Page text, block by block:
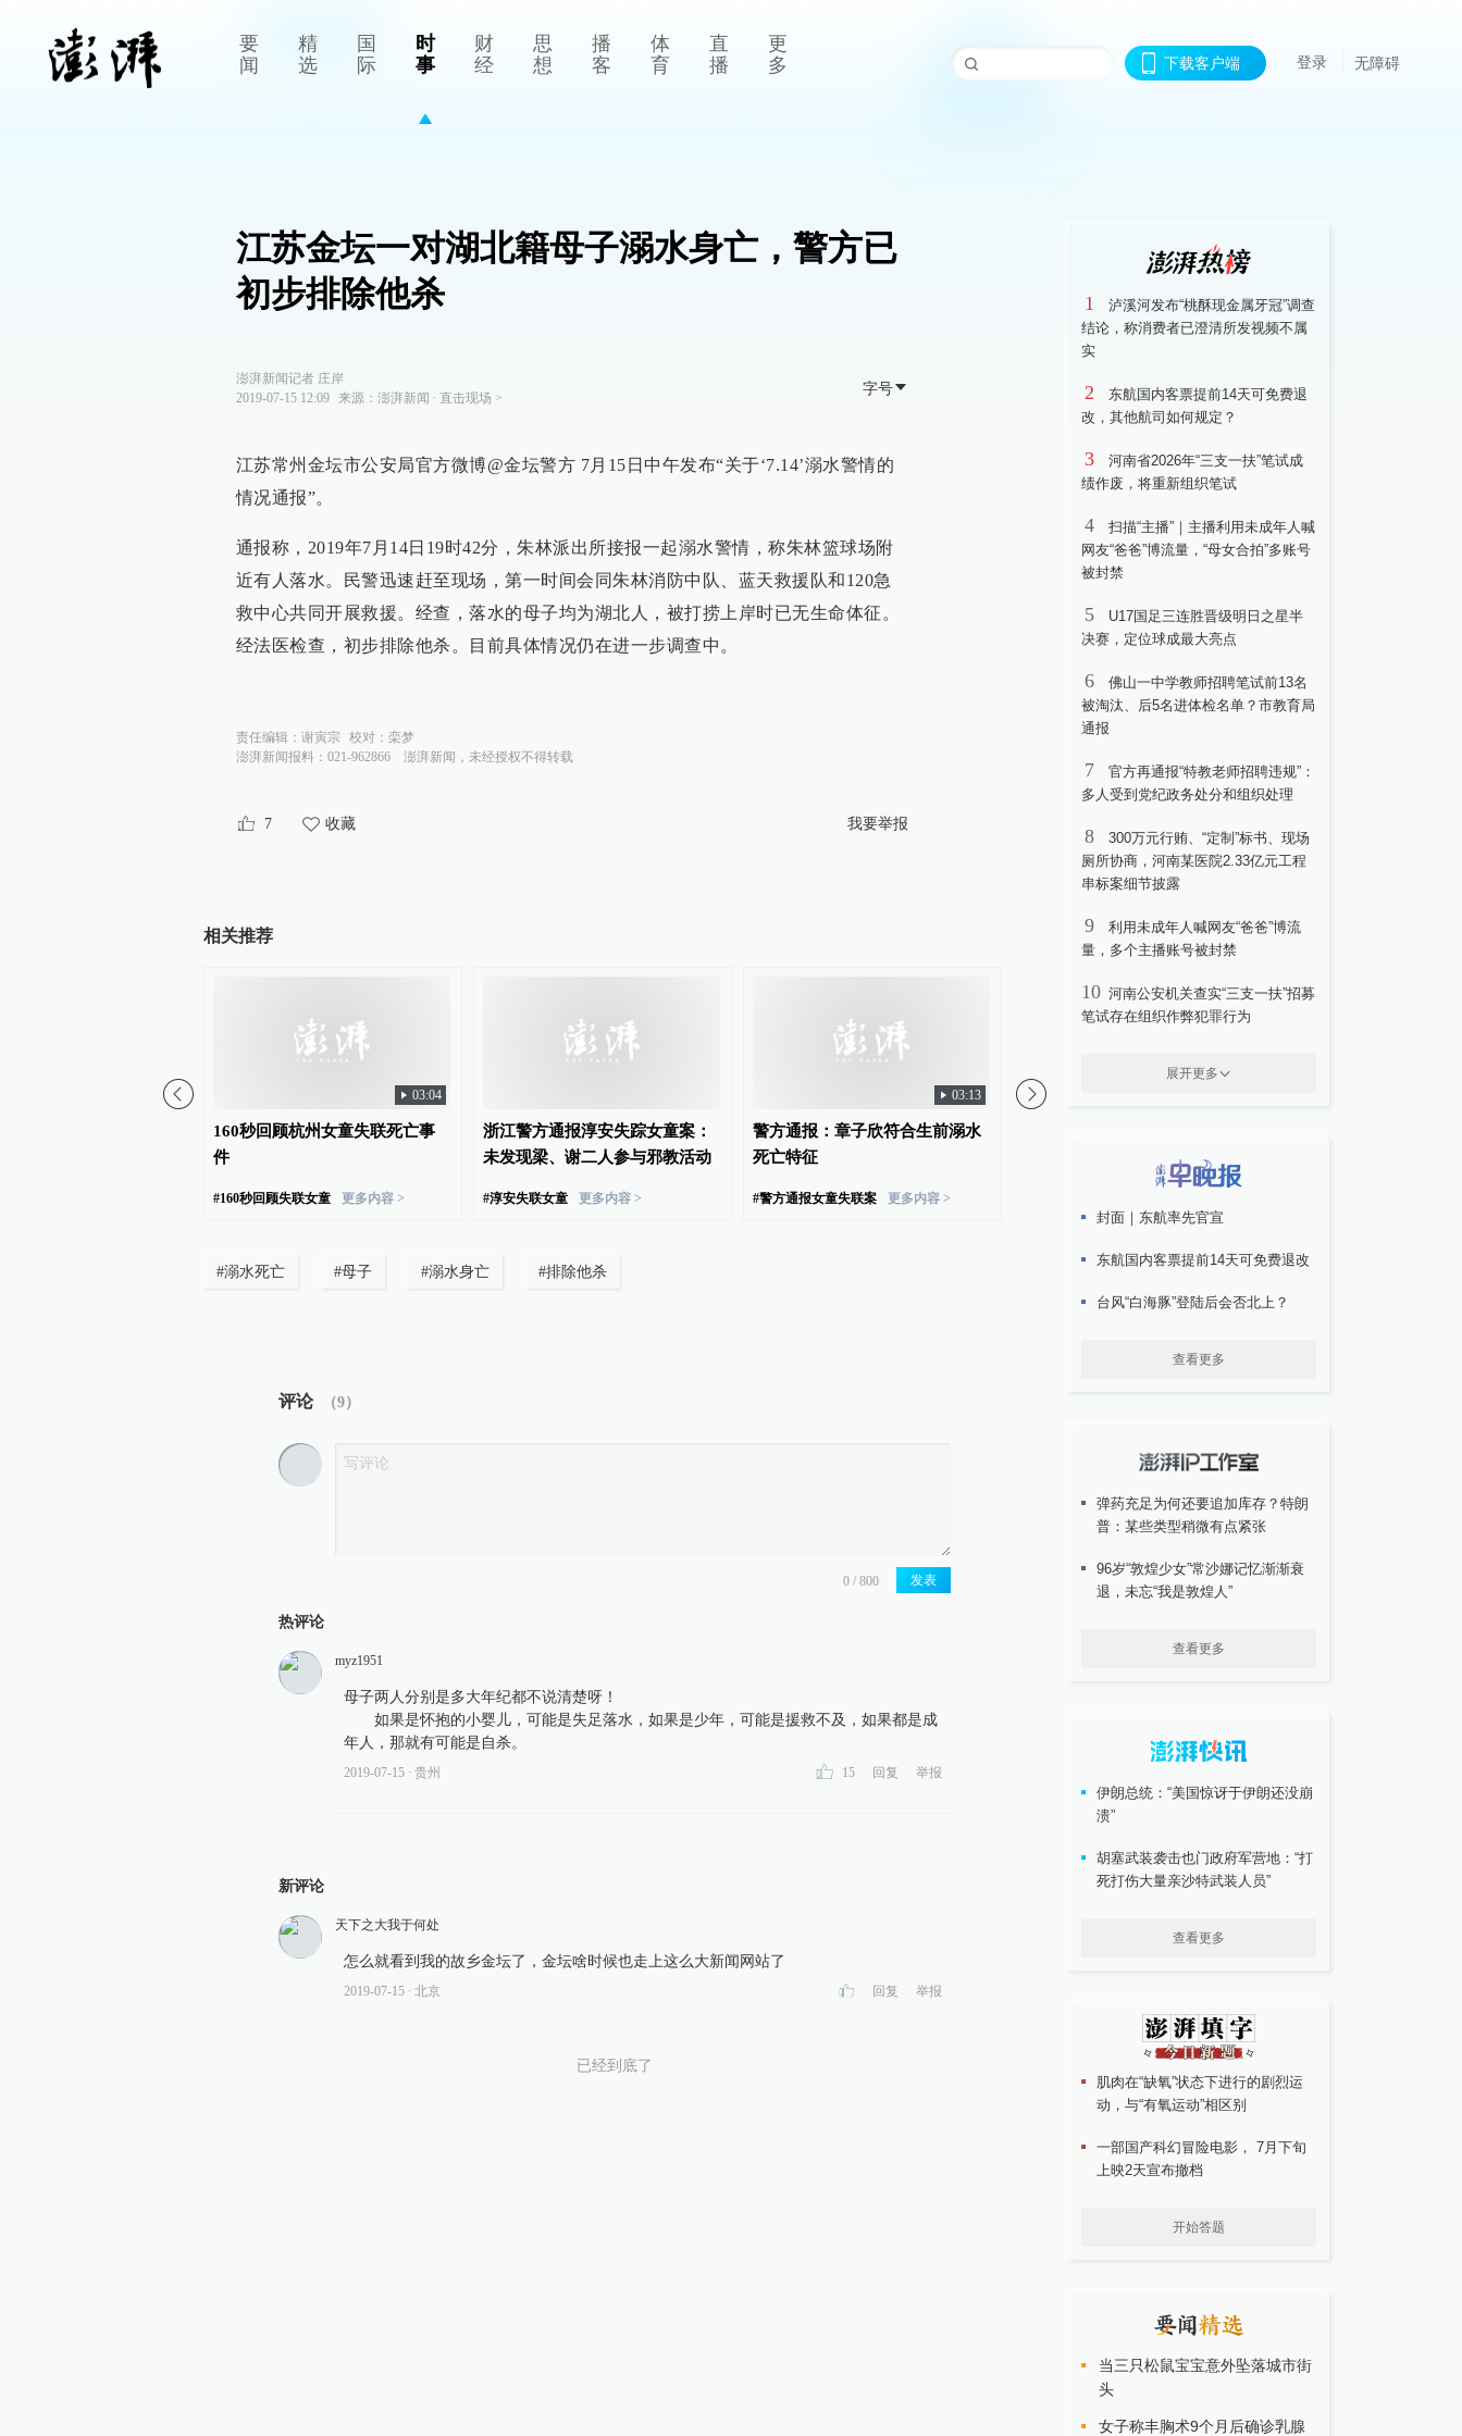
要
闻
精
选
国
际
时
事
财
经
思
想
播
客
体
育
直
播
更
多
下载客户端 登录 无障碍
江苏金坛一对湖北籍母子溺水身亡，警方已
初步排除他杀
澎湃新闻记者 庄岸
2019-07-15 12:09
来源： 澎湃新闻 ∙ 直击现场 >
字号
江苏常州金坛市公安局官方微博@金坛警方 7月15日中午发布“关于‘7.14’溺水警情的
情况通报”。
通报称，2019年7月14日19时42分，朱林派出所接报一起溺水警情，称朱林篮球场附
近有人落水。民警迅速赶至现场，第一时间会同朱林消防中队、蓝天救援队和120急
救中心共同开展救援。经查，落水的母子均为湖北人，被打捞上岸时已无生命体征。
经法医检查，初步排除他杀。目前具体情况仍在进一步调查中。
责任编辑： 谢寅宗 校对： 栾梦
澎湃新闻报料：021-962866
澎湃新闻，未经授权不得转载
7 收藏 我要举报
相关推荐
03:04
160秒回顾杭州女童失联死亡事
件
#160秒回顾失联女童 更多内容 >
浙江警方通报淳安失踪女童案：
未发现梁、谢二人参与邪教活动
#淳安失联女童 更多内容 >
03:13
警方通报：章子欣符合生前溺水
死亡特征
#警方通报女童失联案 更多内容 >
#溺水死亡 #母子 #溺水身亡 #排除他杀
评论 （9）
发表
热评论
myz1951
母子两人分别是多大年纪都不说清楚呀！
如果是怀抱的小婴儿，可能是失足落水，如果是少年，可能是援救不及，如果都是成
年人，那就有可能是自杀。
2019-07-15 ∙ 贵州 15 回复 举报
新评论
天下之大我于何处
怎么就看到我的故乡金坛了，金坛啥时候也走上这么大新闻网站了
2019-07-15 ∙ 北京 回复 举报
已经到底了
1
泸溪河发布“桃酥现金属牙冠”调查
结论，称消费者已澄清所发视频不属
实
2
东航国内客票提前14天可免费退
改，其他航司如何规定？
3
河南省2026年“三支一扶”笔试成
绩作废，将重新组织笔试
4
扫描“主播”｜主播利用未成年人喊
网友“爸爸”博流量，“母女合拍”多账号
被封禁
5
U17国足三连胜晋级明日之星半
决赛，定位球成最大亮点
6
佛山一中学教师招聘笔试前13名
被淘汰、后5名进体检名单？市教育局
通报
7
官方再通报“特教老师招聘违规”：
多人受到党纪政务处分和组织处理
8
300万元行贿、“定制”标书、现场
厕所协商，河南某医院2.33亿元工程
串标案细节披露
9
利用未成年人喊网友“爸爸”博流
量，多个主播账号被封禁
10 河南公安机关查实“三支一扶”招募
笔试存在组织作弊犯罪行为
展开更多
封面｜东航率先官宣
东航国内客票提前14天可免费退改
台风“白海豚”登陆后会否北上？
查看更多
弹药充足为何还要追加库存？特朗
普：某些类型稍微有点紧张
96岁“敦煌少女”常沙娜记忆渐渐衰
退，未忘“我是敦煌人”
查看更多
伊朗总统：“美国惊讶于伊朗还没崩
溃”
胡塞武装袭击也门政府军营地：“打
死打伤大量亲沙特武装人员”
查看更多
肌肉在“缺氧”状态下进行的剧烈运
动，与“有氧运动”相区别
一部国产科幻冒险电影， 7月下旬
上映2天宣布撤档
开始答题
当三只松鼠宝宝意外坠落城市街
头
女子称丰胸术9个月后确诊乳腺